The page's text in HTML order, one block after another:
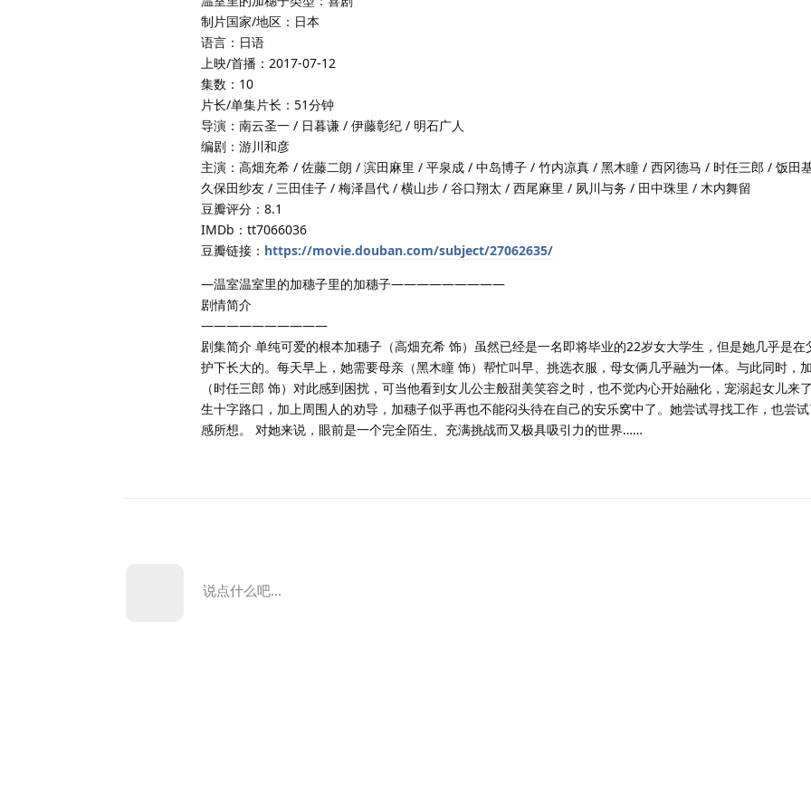
制片国家/地区：日本
语言：日语
上映/首播：2017-07-12
集数：10
片长/单集片长：51分钟
导演：南云圣一 / 日暮谦 / 伊藤彰纪 / 明石广人
编剧：游川和彦
主演：高畑充希 / 佐藤二朗 / 滨田麻里 / 平泉成 / 中岛博子 / 竹内凉真 / 黑木瞳 / 西冈德马 / 时任三郎 / 饭田
久保田纱友 / 三田佳子 / 梅泽昌代 / 横山步 / 谷口翔太 / 西尾麻里 / 夙川与务 / 田中珠里 / 木内舞留
豆瓣评分：8.1
IMDb：tt7066036
豆瓣链接： https://movie.douban.com/subject/27062635/
—温室温室里的加穗子里的加穗子—————————
剧情简介
——————————
剧集简介 单纯可爱的根本加穗子（高畑充希 饰）虽然已经是一名即将毕业的22岁女大学生，但是她几乎是在
护下长大的。每天早上，她需要母亲（黑木瞳 饰）帮忙叫早、挑选衣服，母女俩几乎融为一体。与此同时，
（时任三郎 饰）对此感到困扰，可当他看到女儿公主般甜美笑容之时，也不觉内心开始融化，宠溺起女儿来
生十字路口，加上周围人的劝导，加穗子似乎再也不能闷头待在自己的安乐窝中了。她尝试寻找工作，也尝
感所想。 对她来说，眼前是一个完全陌生、充满挑战而又极具吸引力的世界……
说点什么吧...